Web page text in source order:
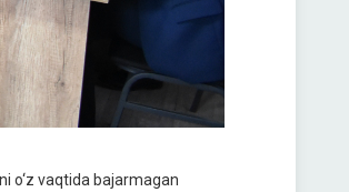
o‘z vaqtida bajarmagan